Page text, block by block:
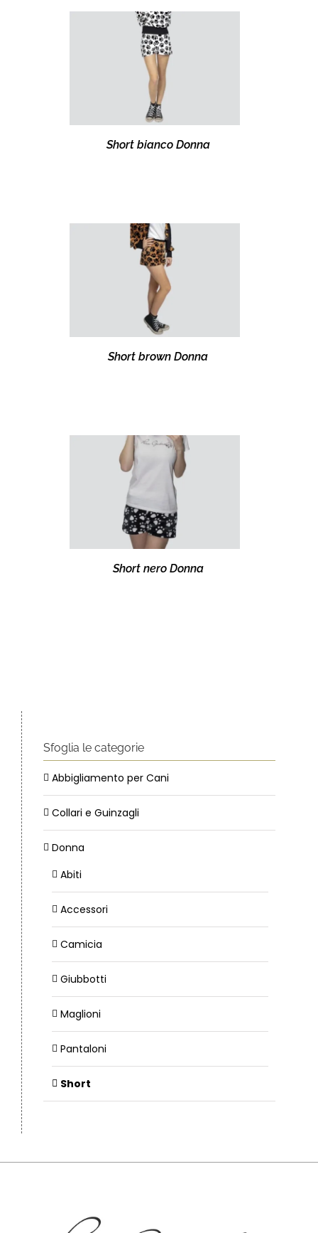
Short bianco Donna
Short brown Donna
Short nero Donna
Sfoglia le categorie
Abbigliamento per Cani
Collari e Guinzagli
Donna
Abiti
Accessori
Camicia
Giubbotti
Maglioni
Pantaloni
Short